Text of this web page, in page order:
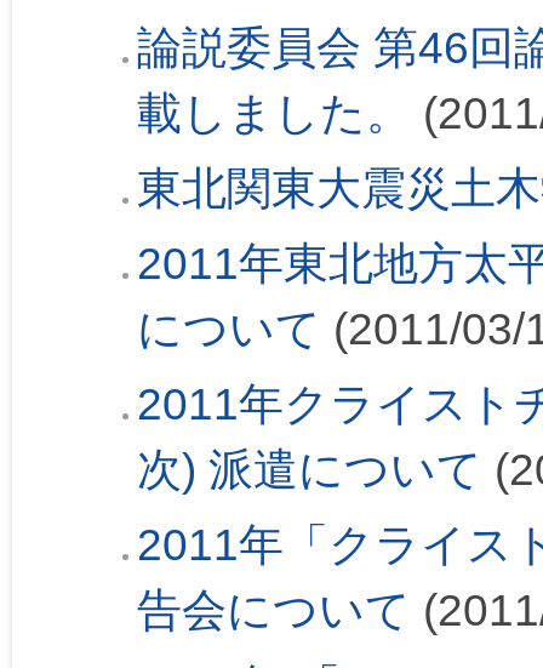
論説委員会 第46回
載しました。
東北関東大震災土
2011年東北地方太
について (2011/03/
2011年クライスト
次) 派遣について
2011年「クライス
告会について